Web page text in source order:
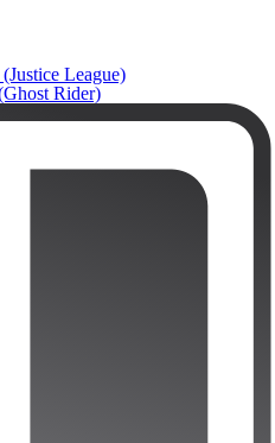
League)
Rider)